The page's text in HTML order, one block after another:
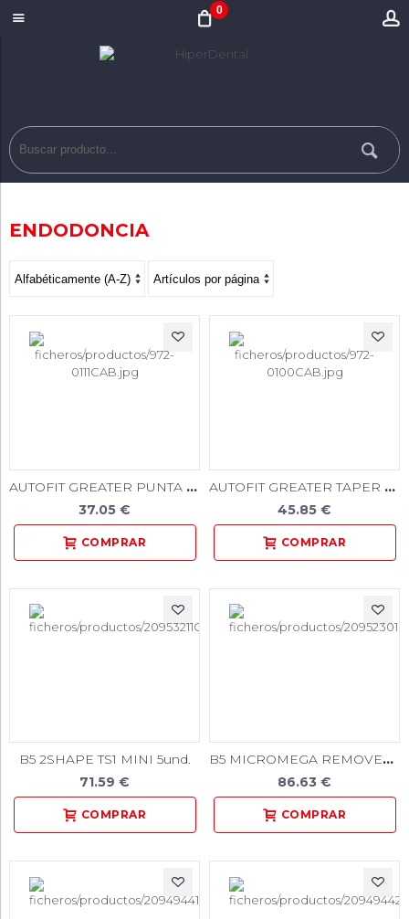
0
ENDODONCIA
AUTOFIT GREATER PUNTA PAPEL CONICIDAD BOLSA 100uds
37.05 €
AUTOFIT GREATER TAPER GUTTA PERCHA 50u.
45.85 €
B5 2SHAPE TS1 MINI 5und.
71.59 €
B5 MICROMEGA REMOVER 5u.
86.63 €